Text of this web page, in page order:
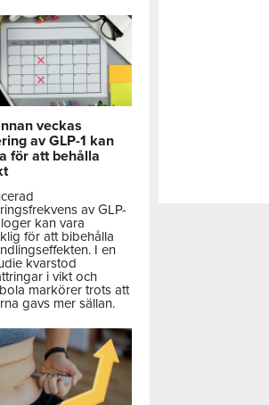
veckas
av GLP-1 kan
för att behålla
av GLP-
kan vara
för att bibehålla
I en
kvarstod
i vikt och
markörer trots att
gavs mer sällan.